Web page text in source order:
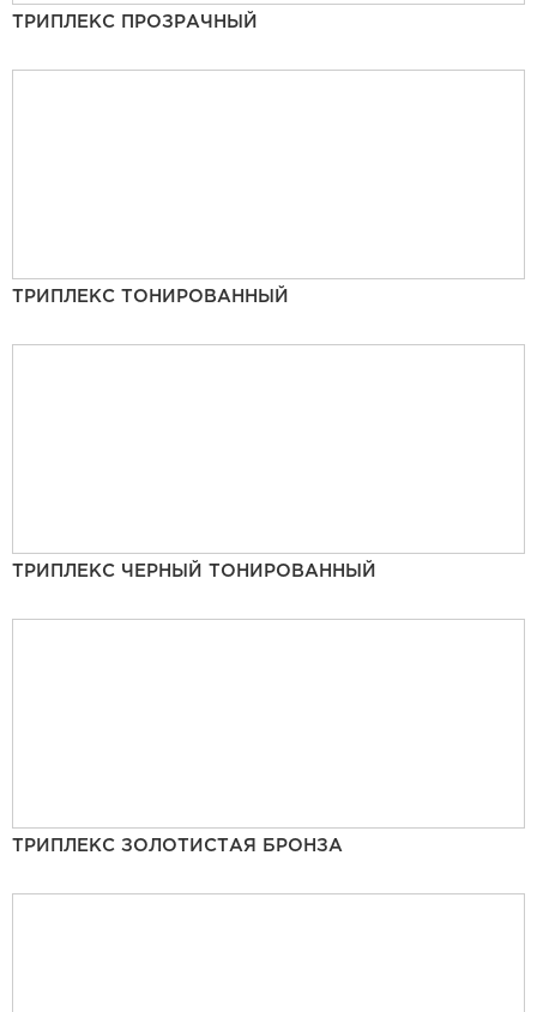
ТРИПЛЕКС ПРОЗРАЧНЫЙ
ТРИПЛЕКС ТОНИРОВАННЫЙ
ТРИПЛЕКС ЧЕРНЫЙ ТОНИРОВАННЫЙ
ТРИПЛЕКС ЗОЛОТИСТАЯ БРОНЗА